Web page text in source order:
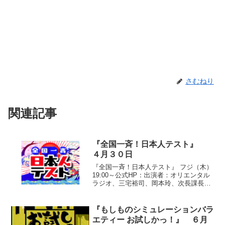
さむねり
関連記事
『全国一斉！日本人テスト』
４月３０日
『全国一斉！日本人テスト』 フジ（木）
19:00～公式HP：出演者：オリエンタル
ラジオ、三宅裕司、岡本玲、次長課長、
崎和寛、井森美幸、高橋英樹、田中義
剛、勝俣州和(1)...
『もしものシミュレーションバラ
エティー お試しかっ！』 ６月